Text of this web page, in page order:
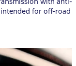
for off-road